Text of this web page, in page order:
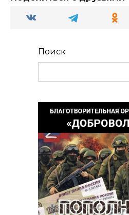
Поиск